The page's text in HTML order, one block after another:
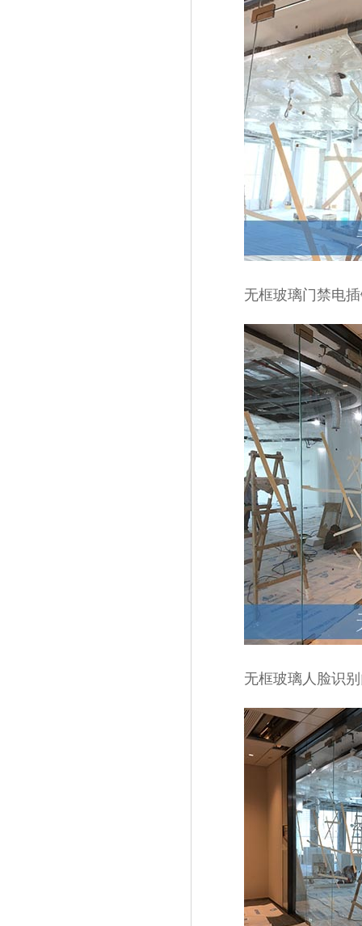
无框玻璃门禁电插
无框玻璃人脸识别